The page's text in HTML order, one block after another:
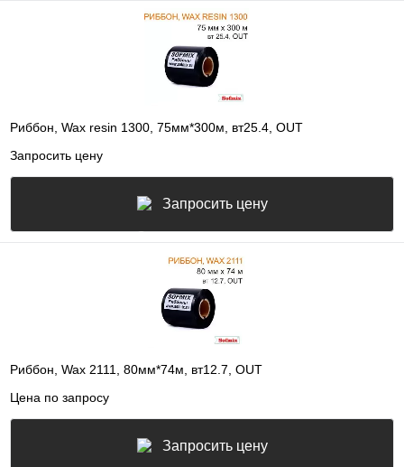
Риббон, Wax resin 1300, 75мм*300м, вт25.4, OUT
Запросить цену
Запросить цену
Риббон, Wax 2111, 80мм*74м, вт12.7, OUT
Цена по запросу
Запросить цену